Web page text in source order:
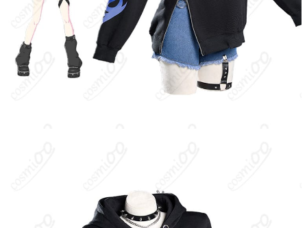
発送予定
加工に7～15営業日、配送に5～7営業日（※
土日祝除く）、合計で12～22営業日程度で
お届け
クレジットカード（VISA、Master、JCB、
Discover、AMERICAN EXPRESS）、
新品未使用